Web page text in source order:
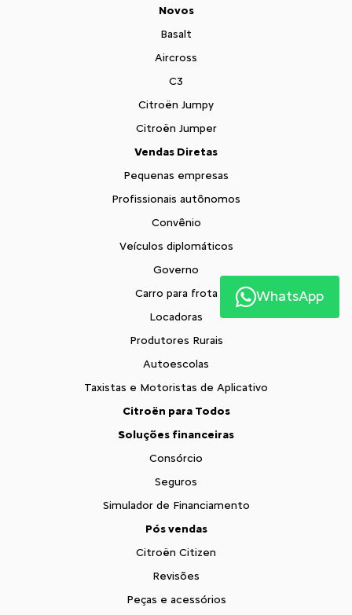
Novos
Basalt
Aircross
C3
Citroën Jumpy
Citroën Jumper
Vendas Diretas
Pequenas empresas
Profissionais autônomos
Convênio
Veículos diplomáticos
Governo
Carro para frota
Locadoras
Produtores Rurais
Autoescolas
Taxistas e Motoristas de Aplicativo
Citroën para Todos
Soluções financeiras
Consórcio
Seguros
Simulador de Financiamento
Pós vendas
Citroën Citizen
Revisões
Peças e acessórios
WhatsApp